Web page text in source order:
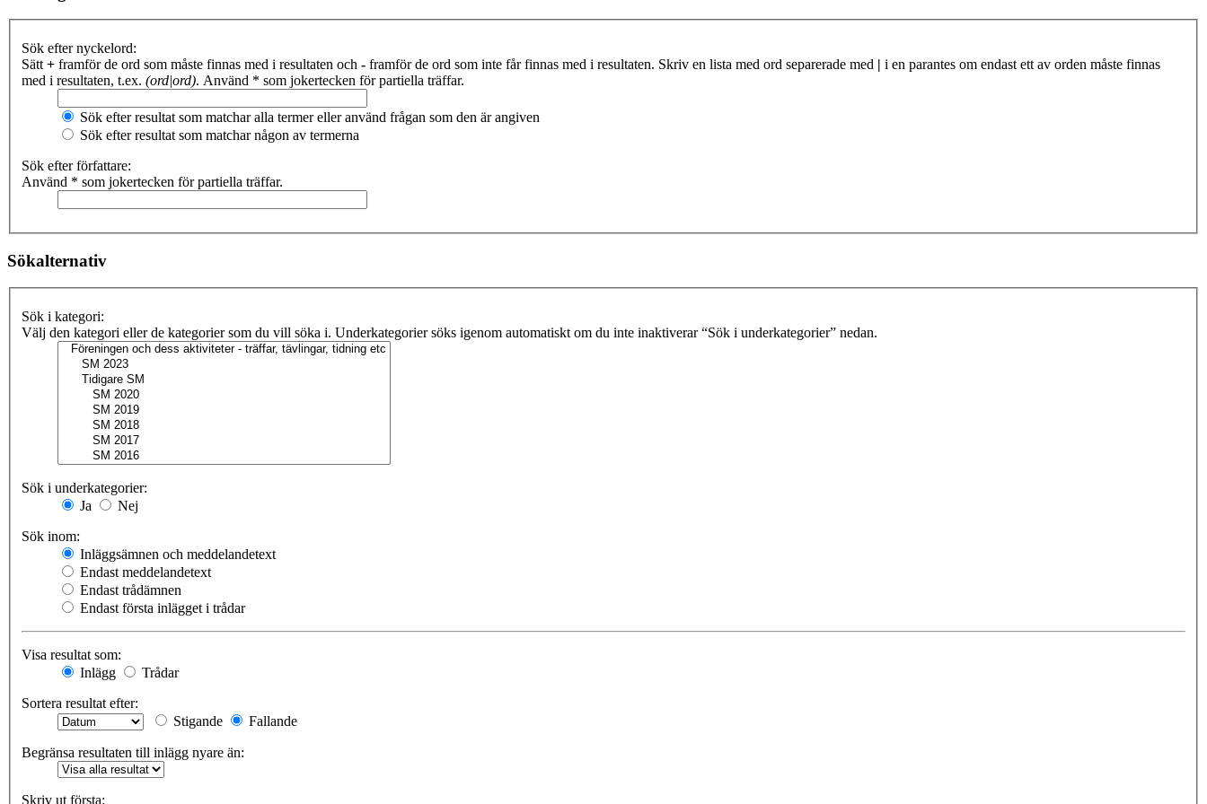
Sök efter nyckelord:
Sätt + framför de ord som måste finnas med i resultaten och - framför de ord som inte får finnas med i resultaten. Skriv en lista med ord separerade med | i en parantes om endast ett av orden måste finnas
med i resultaten, t.ex. (ord|ord). Använd * som jokertecken för partiella träffar.
Sök efter resultat som matchar alla termer eller använd frågan som den är angiven
Sök efter resultat som matchar någon av termerna
Sök efter författare:
Använd * som jokertecken för partiella träffar.
Sökalternativ
Sök i kategori:
Välj den kategori eller de kategorier som du vill söka i. Underkategorier söks igenom automatiskt om du inte inaktiverar “Sök i underkategorier” nedan.
Sök i underkategorier:
Ja
Nej
Sök inom:
Inläggsämnen och meddelandetext
Endast meddelandetext
Endast trådämnen
Endast första inlägget i trådar
Visa resultat som:
Inlägg
Trådar
Sortera resultat efter:
Stigande
Fallande
Begränsa resultaten till inlägg nyare än:
Skriv ut första: